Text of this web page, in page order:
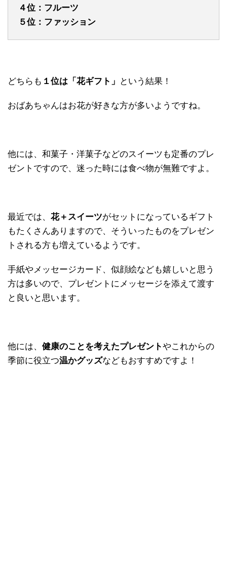
４位：フルーツ
５位：ファッション
どちらも １位は「花ギフト」 という結果！
おばあちゃんはお花が好きな方が多いようですね。
他には、和菓子・洋菓子などのスイーツも定番のプレ
ゼントですので、迷った時には食べ物が無難ですよ。
最近では、 花＋スイーツがセットになっているギフト
もたくさんありますので、そういったものをプレゼン
トされる方も増えているようです。
手紙やメッセージカード、似顔絵なども嬉しいと思う
方は多いので、プレゼントにメッセージを添えて渡す
と良いと思います。
他には、 健康のことを考えたプレゼントやこれからの
季節に役立つ温かグッズなどもおすすめですよ！